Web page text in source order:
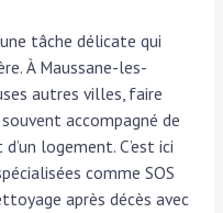
tâche délicate qui
À Maussane-les-
autres villes, faire
accompagné de
logement. C’est ici
comme SOS
après décès avec